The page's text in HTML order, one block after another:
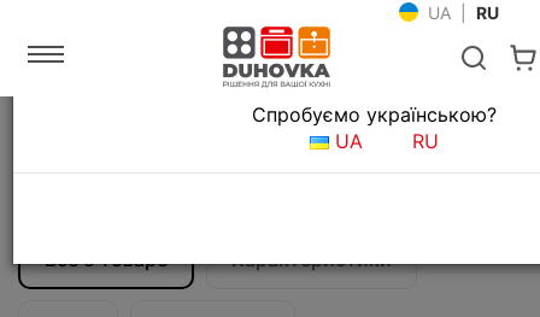
UA RU
Мойки и смесители Смесители для кухни
Смеситель кухонный Kraus Oletto KPF-
Все о товаре Характеристики
Язык магазина
Спробуємо українською?
UA
RU